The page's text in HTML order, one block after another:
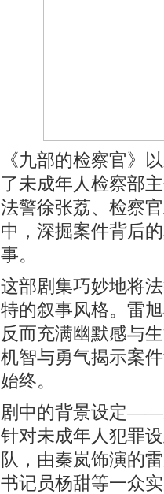
《九部的检察官》
了未成年人检察部
法警徐张荔、检察
中，深掘案件背后
事。
这部剧集巧妙地将
特的叙事风格。雷
反而充满幽默感与
机智与勇气揭示案
始终。
剧中的背景设定——
针对未成年人犯罪
队，由秦岚饰演的
书记员杨甜等一众